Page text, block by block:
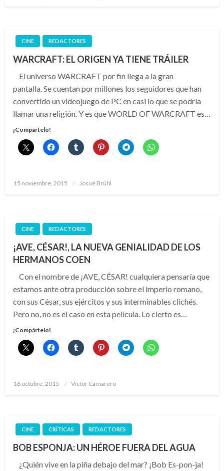
CINE REDACTORES
WARCRAFT: EL ORIGEN YA TIENE TRÁILER
El universo WARCRAFT por fin llega a la gran
pantalla. Se cuentan por millones los seguidores que han
convertido un videojuego de PC en casi lo que se podría
llamar una religión. Y es que WORLD OF WARCRAFT es…
¡Compártelo!
Publicado
15 noviembre, 2015 Josué Brühl
CINE REDACTORES
¡AVE, CÉSAR!, LA NUEVA GENIALIDAD DE LOS
HERMANOS COEN
Con el nombre de ¡AVE, CÉSAR! cualquiera pensaría que
estamos ante otra producción sobre el imperio romano,
con sus César, sus ejércitos y sus interminables clichés.
Pero no, no es el caso en esta película. Lo cierto es…
¡Compártelo!
Publicado
16 octubre, 2015 Víctor Camarero
CINE CRÍTICAS REDACTORES
BOB ESPONJA: UN HÉROE FUERA DEL AGUA
¿Quién vive en la piña debajo del mar? ¡Bob Es-pon-ja!